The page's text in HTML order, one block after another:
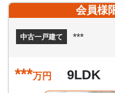
会員様
中古一戸建て ***
***万円 9LDK